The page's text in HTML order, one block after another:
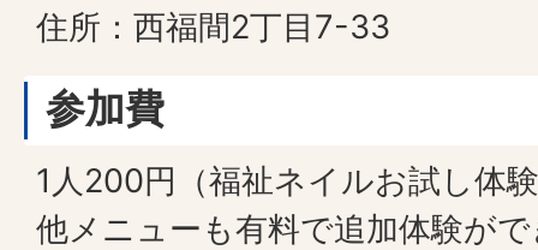
住所：西福間2丁目7-33
参加費
1人200円（福祉ネイルお試し体
他メニューも有料で追加体験が